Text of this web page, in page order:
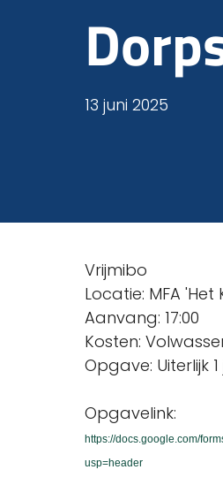
13 juni 2025
Vrijmibo
Locatie: MFA 'Het
Aanvang: 17:00
Kosten:
Opgave: Uiterlijk 1
Opgavelink:
https://docs.google.com/
usp=header